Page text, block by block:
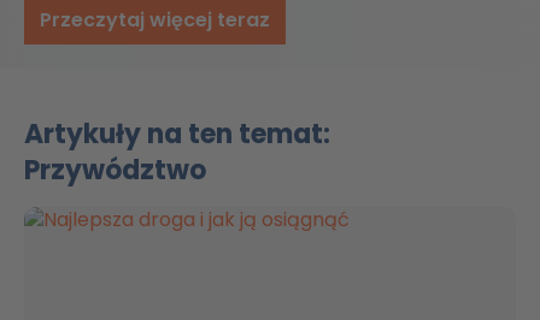
Przeczytaj więcej teraz
Artykuły na ten temat:
Przywództwo